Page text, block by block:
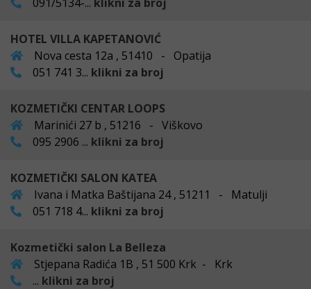
HOTEL VILLA KAPETANOVIĆ
Nova cesta 12a , 51410 - Opatija
051 741 3... klikni za broj
KOZMETIČKI CENTAR LOOPS
Marinići 27 b , 51216 - Viškovo
095 2906 ... klikni za broj
KOZMETIČKI SALON KATEA
Ivana i Matka Baštijana 24 , 51211 - Matulji
051 718 4... klikni za broj
Kozmetički salon La Belleza
Stjepana Radića 1B , 51 500 Krk - Krk
... klikni za broj